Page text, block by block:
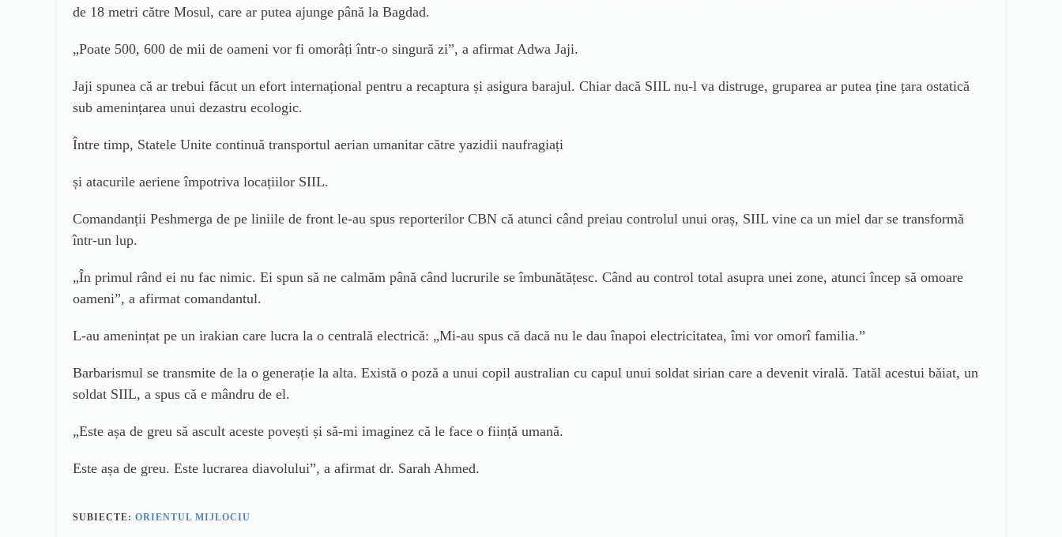
de 18 metri către Mosul, care ar putea ajunge până la Bagdad.
„Poate 500, 600 de mii de oameni vor fi omorâți într-o singură zi”, a afirmat Adwa Jaji.
Jaji spunea că ar trebui făcut un efort internațional pentru a recaptura și asigura barajul. Chiar dacă SIIL nu-l va distruge, gruparea ar putea ține țara ostatică
sub amenințarea unui dezastru ecologic.
Între timp, Statele Unite continuă transportul aerian umanitar către yazidii naufragiați
și atacurile aeriene împotriva locațiilor SIIL.
Comandanții Peshmerga de pe liniile de front le-au spus reporterilor CBN că atunci când preiau controlul unui oraș, SIIL vine ca un miel dar se transformă
într-un lup.
„În primul rând ei nu fac nimic. Ei spun să ne calmăm până când lucrurile se îmbunătățesc. Când au control total asupra unei zone, atunci încep să omoare
oameni”, a afirmat comandantul.
L-au amenințat pe un irakian care lucra la o centrală electrică: „Mi-au spus că dacă nu le dau înapoi electricitatea, îmi vor omorî familia.”
Barbarismul se transmite de la o generație la alta. Există o poză a unui copil australian cu capul unui soldat sirian care a devenit virală. Tatăl acestui băiat, un
soldat SIIL, a spus că e mândru de el.
„Este așa de greu să ascult aceste povești și să-mi imaginez că le face o ființă umană.
Este așa de greu. Este lucrarea diavolului”, a afirmat dr. Sarah Ahmed.
SUBIECTE: ORIENTUL MIJLOCIU